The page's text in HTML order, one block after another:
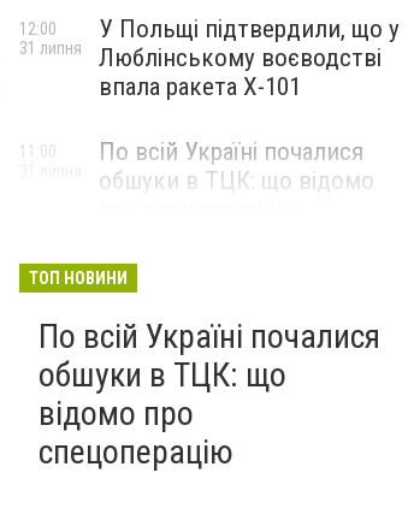
У Польщі підтвердили, що у
Люблінському воєводстві
впала ракета Х-101
12:00
31 липня
По всій Україні почалися
обшуки в ТЦК: що відомо
11:00
ТОП НОВИНИ
По всій Україні почалися
обшуки в ТЦК: що
відомо про
спецоперацію